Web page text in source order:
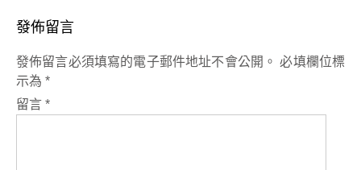
發佈留言
發佈留言必須填寫的電子郵件地址不會公開。 必填欄位標
示為 *
留言 *